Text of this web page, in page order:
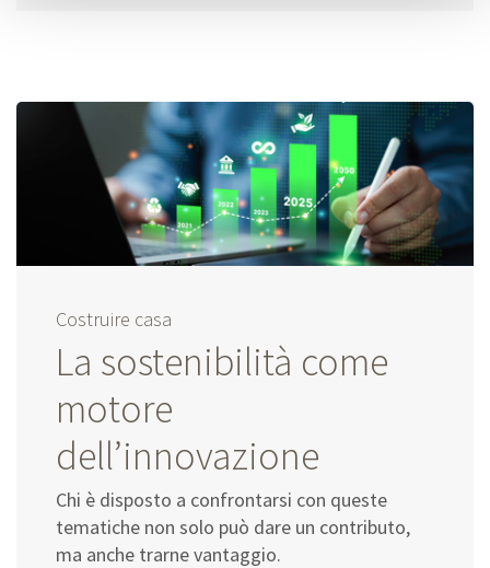
Costruire casa
La sostenibilità come
motore
dell’innovazione
Chi è disposto a confrontarsi con queste
tematiche non solo può dare un contributo,
ma anche trarne vantaggio.